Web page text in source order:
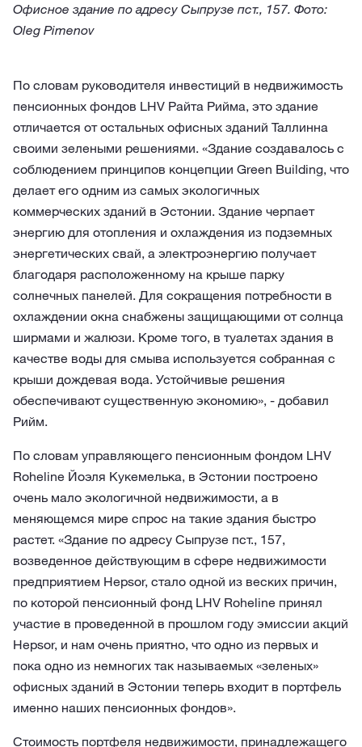
Офисное здание по адресу Сыпрузе пст., 157. Фото:
Oleg Pimenov
По словам руководителя инвестиций в недвижимость
пенсионных фондов LHV Райта Рийма, это здание
отличается от остальных офисных зданий Таллинна
своими зелеными решениями. «Здание создавалось с
соблюдением принципов концепции Green Building, что
делает его одним из самых экологичных
коммерческих зданий в Эстонии. Здание черпает
энергию для отопления и охлаждения из подземных
энергетических свай, а электроэнергию получает
благодаря расположенному на крыше парку
солнечных панелей. Для сокращения потребности в
охлаждении окна снабжены защищающими от солнца
ширмами и жалюзи. Кроме того, в туалетах здания в
качестве воды для смыва используется собранная с
крыши дождевая вода. Устойчивые решения
обеспечивают существенную экономию», - добавил
Рийм.
По словам управляющего пенсионным фондом LHV
Roheline Йоэля Кукемелька, в Эстонии построено
очень мало экологичной недвижимости, а в
меняющемся мире спрос на такие здания быстро
растет. «Здание по адресу Сыпрузе пст., 157,
возведенное действующим в сфере недвижимости
предприятием Hepsor, стало одной из веских причин,
по которой пенсионный фонд LHV Roheline принял
участие в проведенной в прошлом году эмиссии акций
Hepsor, и нам очень приятно, что одно из первых и
пока одно из немногих так называемых «зеленых»
офисных зданий в Эстонии теперь входит в портфель
именно наших пенсионных фондов».
Стоимость портфеля недвижимости, принадлежащего